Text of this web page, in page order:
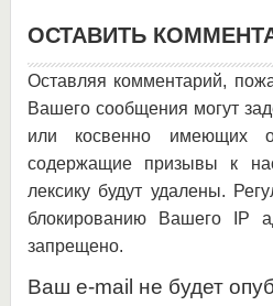
ОСТАВИТЬ
Оставляя комментарий,
Вашего сообщения могут
или косвенно имеющих
содержащие призывы к
лексику будут удалены.
блокированию Вашего IP
запрещено.
Ваш e-mail не будет